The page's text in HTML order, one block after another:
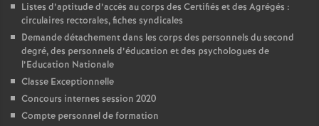
Listes d’aptitude d’accès au corps des Certifiés et des Agrégés :
circulaires rectorales, fiches syndicales
Demande détachement dans les corps des personnels du second
degré, des personnels d’éducation et des psychologues de
l’Education Nationale
Classe Exceptionnelle
Concours internes session 2020
Compte personnel de formation